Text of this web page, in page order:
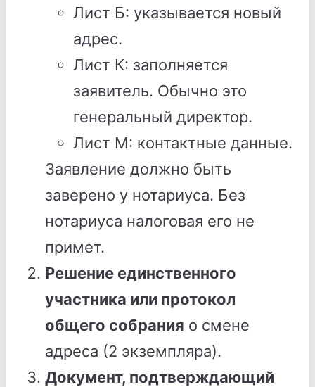
Лист Б: указывается новый
адрес.
Лист К: заполняется
заявитель. Обычно это
генеральный директор.
Лист М: контактные данные.
Заявление должно быть
заверено у нотариуса. Без
нотариуса налоговая его не
примет.
Решение единственного
участника или протокол
общего собрания о смене
адреса (2 экземпляра).
Документ, подтверждающий